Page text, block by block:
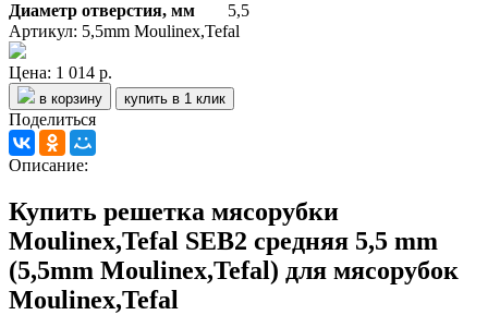
Диаметр отверстия, мм
5,5
Артикул: 5,5mm Moulinex,Tefal
Цена: 1 014 р.
в корзину купить в 1 клик
Поделиться
Описание:
Купить решетка мясорубки
Moulinex,Tefal SEB2 средняя 5,5 mm
(5,5mm Moulinex,Tefal) для мясорубок
Moulinex,Tefal